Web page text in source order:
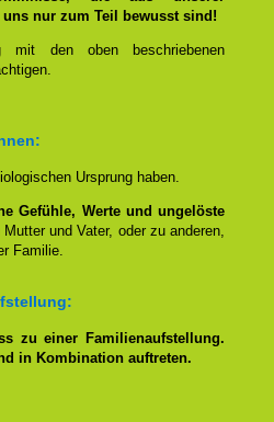
nur zum Teil bewusst sind!
mit den oben beschriebenen
Ursprung haben.
Gefühle, Werte und ungelöste
und Vater, oder zu anderen,
Familie.
zu einer Familienaufstellung.
in Kombination auftreten.